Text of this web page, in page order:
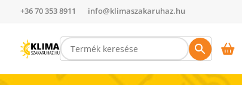
+36 70 353 8911 info@klimaszakaruhaz.hu